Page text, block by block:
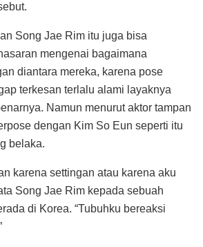
Song Jae Rim itu juga bisa
mengenai bagaimana
diantara mereka, karena pose
terkesan terlalu alami layaknya
Namun menurut aktor tampan
dengan Kim So Eun seperti itu
belaka.
karena settingan atau karena aku
Song Jae Rim kepada sebuah
di Korea. “Tubuhku bereaksi